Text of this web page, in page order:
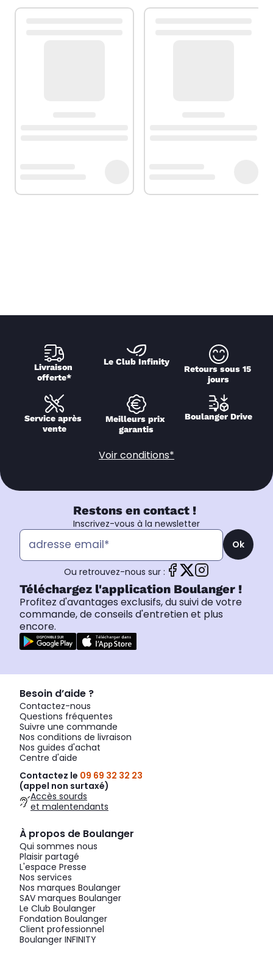
Livraison
offerte*
Le Club Infinity
Retours sous 15
jours
Service après
vente
Meilleurs prix
garantis
Boulanger Drive
Voir conditions*
Restons en contact !
Inscrivez-vous à la newsletter
Ok
Ou retrouvez-nous sur :
Téléchargez l'application Boulanger !
Profitez d'avantages exclusifs, du suivi de votre
commande, de conseils d'entretien et plus
encore.
Besoin d’aide ?
Contactez-nous
Questions fréquentes
Suivre une commande
Nos conditions de livraison
Nos guides d'achat
Centre d'aide
Contactez le 09 69 32 32 23
(appel non surtaxé)
Accès sourds
et malentendants
À propos de Boulanger
Qui sommes nous
Plaisir partagé
L'espace Presse
Nos services
Nos marques Boulanger
SAV marques Boulanger
Le Club Boulanger
Fondation Boulanger
Client professionnel
Boulanger INFINITY